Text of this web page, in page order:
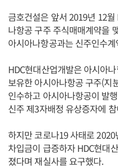
금호건설은 앞서 2019년 12
나항공 구주 주식매매계약을
아시아나항공과는 신주인수
HDC현대산업개발은 아시아
보유한 아시아나항공 구주(지
인수하고 아시아나항공이 발
신주 제3자배정 유상증자에
하지만 코로나19 사태로
차입금이 급증하자 HDC현대
졌다며 재실사를 요구했다.